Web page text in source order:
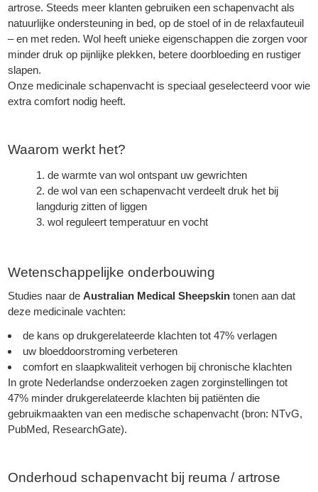
artrose. Steeds meer klanten gebruiken een schapenvacht als
natuurlijke ondersteuning in bed, op de stoel of in de relaxfauteuil
– en met reden. Wol heeft unieke eigenschappen die zorgen voor
minder druk op pijnlijke plekken, betere doorbloeding en rustiger
slapen.
Onze medicinale schapenvacht is speciaal geselecteerd voor wie
extra comfort nodig heeft.
Waarom werkt het?
de warmte van wol ontspant uw gewrichten
de wol van een schapenvacht verdeelt druk het bij
langdurig zitten of liggen
wol reguleert temperatuur en vocht
Wetenschappelijke onderbouwing
Studies naar de Australian Medical Sheepskin tonen aan dat
deze medicinale vachten:
de kans op drukgerelateerde klachten tot 47% verlagen
uw bloeddoorstroming verbeteren
comfort en slaapkwaliteit verhogen bij chronische klachten
In grote Nederlandse onderzoeken zagen zorginstellingen tot
47% minder drukgerelateerde klachten bij patiënten die
gebruikmaakten van een medische schapenvacht (bron: NTvG,
PubMed, ResearchGate).
Onderhoud schapenvacht bij reuma / artrose